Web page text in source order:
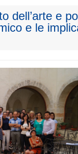
dell’arte e
e le